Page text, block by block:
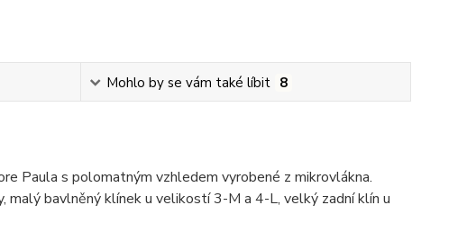
Mohlo by se vám také líbit 8
Paula s polomatným vzhledem vyrobené z mikrovlákna.
malý bavlněný klínek u velikostí 3-M a 4-L, velký zadní klín u